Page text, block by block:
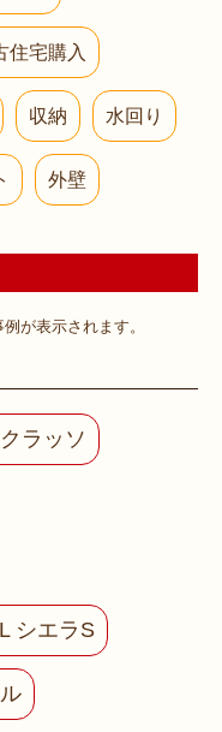
住宅購入
収納 水回り
外壁
が表示されます。
ラッソ
シエラS